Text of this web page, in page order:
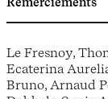
Le Fresnoy,
Ecaterina
Bruno, Arnaud